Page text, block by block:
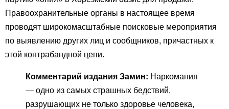
Правоохранительные органы в настоящее время
проводят широкомасштабные поисковые мероприятия
по выявлению других лиц и сообщников, причастных к
этой контрабандной цепи.
Комментарий издания Замин: Наркомания
— одно из самых страшных бедствий,
разрушающих не только здоровье человека,